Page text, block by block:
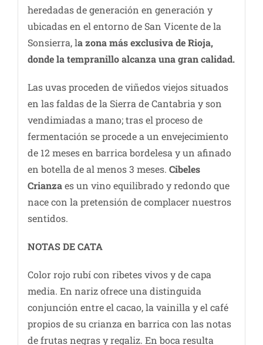
heredadas de generación en generación y
ubicadas en el entorno de San Vicente de la
Sonsierra, la zona más exclusiva de Rioja,
donde la tempranillo alcanza una gran calidad.
Las uvas proceden de viñedos viejos situados
en las faldas de la Sierra de Cantabria y son
vendimiadas a mano; tras el proceso de
fermentación se procede a un envejecimiento
de 12 meses en barrica bordelesa y un afinado
en botella de al menos 3 meses. Cibeles
Crianzaes un vino equilibrado y redondo que
nace con la pretensión de complacer nuestros
sentidos.
NOTAS DE CATA
Color rojo rubí con ribetes vivos y de capa
media. En nariz ofrece una distinguida
conjunción entre el cacao, la vainilla y el café
propios de su crianza en barrica con las notas
de frutas negras y regaliz. En boca resulta